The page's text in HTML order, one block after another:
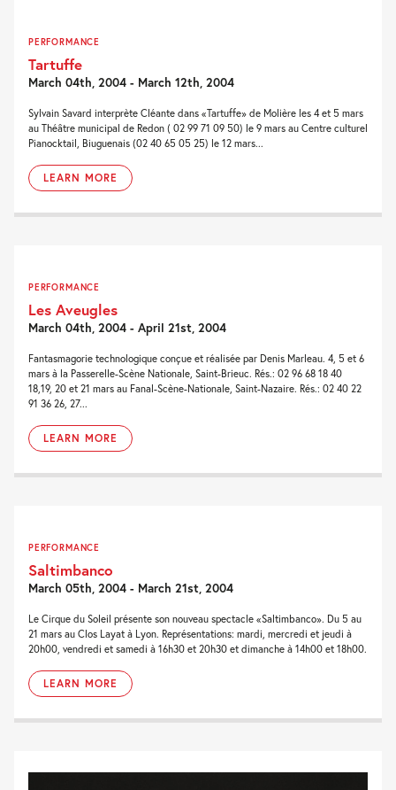
PERFORMANCE
Tartuffe
March 04th, 2004 - March 12th, 2004
Sylvain Savard interprète Cléante dans «Tartuffe» de Molière les 4 et 5 mars
au Théâtre municipal de Redon ( 02 99 71 09 50) le 9 mars au Centre culturel
Pianocktail, Biuguenais (02 40 65 05 25) le 12 mars...
LEARN MORE
PERFORMANCE
Les Aveugles
March 04th, 2004 - April 21st, 2004
Fantasmagorie technologique conçue et réalisée par Denis Marleau. 4, 5 et 6
mars à la Passerelle-Scène Nationale, Saint-Brieuc. Rés.: 02 96 68 18 40
18,19, 20 et 21 mars au Fanal-Scène-Nationale, Saint-Nazaire. Rés.: 02 40 22
91 36 26, 27...
LEARN MORE
PERFORMANCE
Saltimbanco
March 05th, 2004 - March 21st, 2004
Le Cirque du Soleil présente son nouveau spectacle «Saltimbanco». Du 5 au
21 mars au Clos Layat à Lyon. Représentations: mardi, mercredi et jeudi à
20h00, vendredi et samedi à 16h30 et 20h30 et dimanche à 14h00 et 18h00.
LEARN MORE